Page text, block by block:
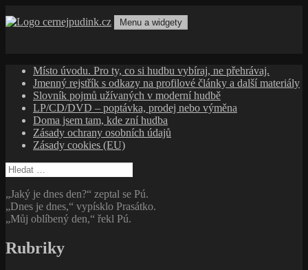
k
Menu a widgety
Místo úvodu. Pro ty, co si hudbu vybíraj, ne přehrávaj.
Jmenný rejstřík s odkazy na profilové články a další materiály
Slovník pojmů užívaných v moderní hudbě
LP/CD/DVD – poptávka, prodej nebo výměna
Doma jsem tam, kde zní hudba
Zásady ochrany osobních údajů
Zásady cookies (EU)
Vyhledávání
„Jaký je dnes den?“ zeptal se Pú.
„Dnes je dnes,“ vypísklo Prasátko.
„Můj oblíbený den,“ řekl Pú.
Rubriky